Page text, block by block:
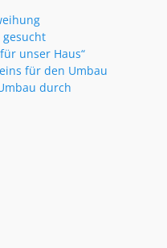
unser Haus“
für den Umbau
durch